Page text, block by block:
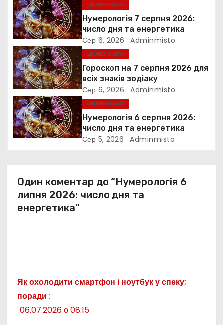
я
з
а
п
и
с
і
ЦІКАВО ЗНАТИ
Нумерологія 7 серпня 2026:
число дня та енергетика
Сер 6, 2026 Adminmisto
ЦІКАВО ЗНАТИ
Гороскоп на 7 серпня 2026 для
всіх знаків зодіаку
Сер 6, 2026 Adminmisto
ЦІКАВО ЗНАТИ
Нумерологія 6 серпня 2026:
число дня та енергетика
Сер 5, 2026 Adminmisto
Один коментар до “Нумерологія 6
липня 2026: число дня та
енергетика”
Як охолодити смартфон і ноутбук у спеку:
поради :
06.07.2026 о 08:15